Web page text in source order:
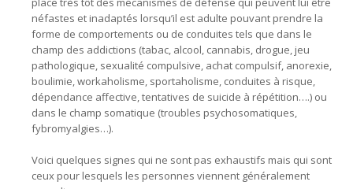
néfastes et inadaptés lorsqu’il est adulte pouvant prendre la
forme de comportements ou de conduites tels que dans le
champ des addictions (tabac, alcool, cannabis, drogue, jeu
pathologique, sexualité compulsive, achat compulsif, anorexie,
boulimie, workaholisme, sportaholisme, conduites à risque,
dépendance affective, tentatives de suicide à répétition….) ou
dans le champ somatique (troubles psychosomatiques,
fybromyalgies…).
Voici quelques signes qui ne sont pas exhaustifs mais qui sont
ceux pour lesquels les personnes viennent généralement